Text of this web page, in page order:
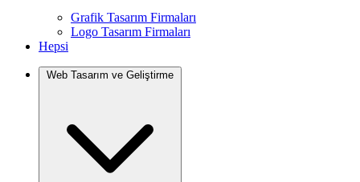
Grafik Tasarım Firmaları
Logo Tasarım Firmaları
Hepsi
Web Tasarım ve Geliştirme